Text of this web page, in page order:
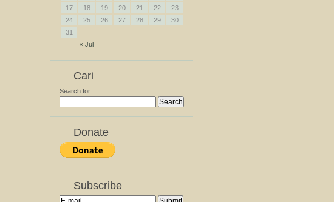
« Jul
17
18 19 20 21 22
23
24
25 26 27 28 29
30
31
Cari
Search for:
Donate
Subscribe